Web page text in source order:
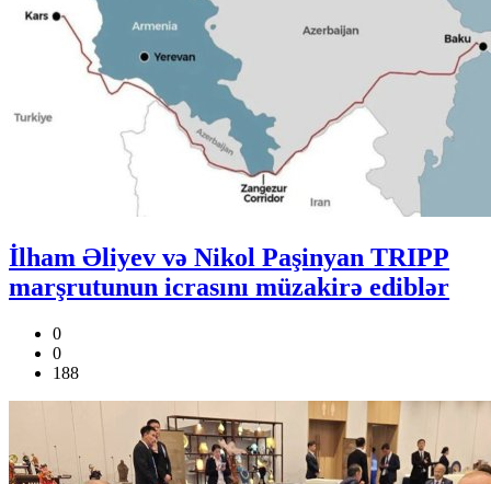
İlham Əliyev və Nikol Paşinyan TRIPP
marşrutunun icrasını müzakirə ediblər
0
0
188